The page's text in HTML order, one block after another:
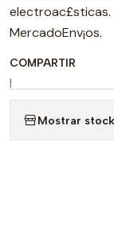
electroac£sticas.
MercadoEnv¡os.
COMPARTIR
|
Mostrar